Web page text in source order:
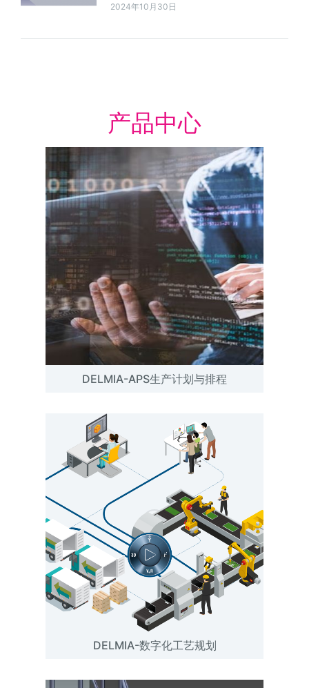
2024年10月30日
产品中心
DELMIA-APS生产计划与排程
DELMIA-数字化工艺规划